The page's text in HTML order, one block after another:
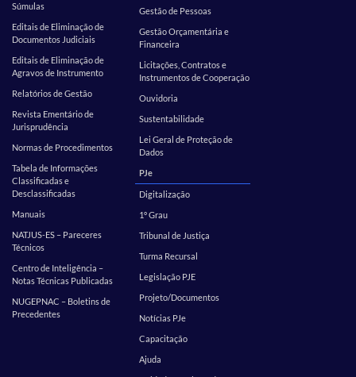
Súmulas
Editais de Eliminação de
Documentos Judiciais
Editais de Eliminação de
Agravos de Instrumento
Relatórios de Gestão
Revista Ementário de
Jurisprudência
Normas de Procedimentos
Tabela de Informações
Classificadas e
Desclassificadas
Manuais
NATJUS-ES – Pareceres
Técnicos
Centro de Inteligência –
Notas Técnicas Publicadas
NUGEPNAC – Boletins de
Precedentes
Gestão de Pessoas
Gestão Orçamentária e
Financeira
Licitações, Contratos e
Instrumentos de Cooperação
Ouvidoria
Sustentabilidade
Lei Geral de Proteção de
Dados
PJe
Digitalização
1º Grau
Tribunal de Justiça
Turma Recursal
Legislação PJE
Projeto/Documentos
Notícias PJe
Capacitação
Ajuda